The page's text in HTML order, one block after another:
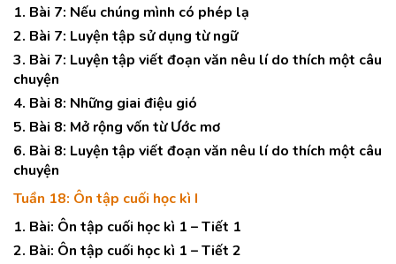
1. Bài 7: Nếu chúng mình có phép lạ
2. Bài 7: Luyện tập sử dụng từ ngữ
3. Bài 7: Luyện tập viết đoạn văn nêu lí do thích một câu
chuyện
4. Bài 8: Những giai điệu gió
5. Bài 8: Mở rộng vốn từ Ước mơ
6. Bài 8: Luyện tập viết đoạn văn nêu lí do thích một câu
chuyện
Tuần 18: Ôn tập cuối học kì I
1. Bài: Ôn tập cuối học kì 1 – Tiết 1
2. Bài: Ôn tập cuối học kì 1 – Tiết 2